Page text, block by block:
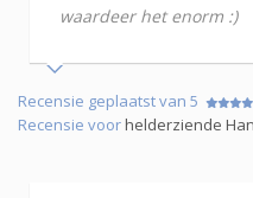
waardeer het enorm :)
Recensie geplaatst van 5
Recensie voorhelderziende Han